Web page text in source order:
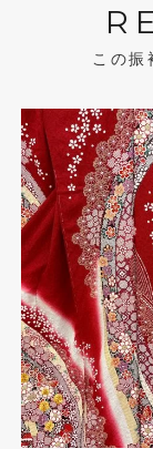
この振